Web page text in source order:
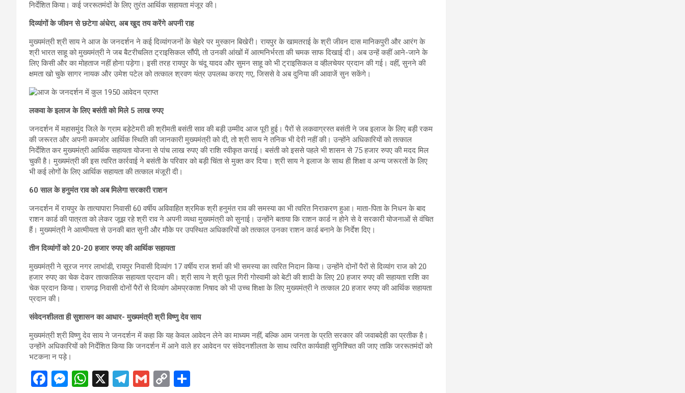
निर्देशित किया। कई जररूतमंदों के लिए तुरंत आर्थिक सहायता मंजूर की।
दिव्यांगों के जीवन से छटेगा अंधेरा, अब खुद तय करेंगे अपनी राह
मुख्यमंत्री श्री साय ने आज के जनदर्शन ने कई दिव्यांगजनों के चेहरे पर मुस्कान बिखेरी। रायपुर के खामतराई के श्री जीवन दास मानिकपुरी और आरंग के
श्री भारत साहू को मुख्यमंत्री ने जब बैटरीचलित ट्राइसिकल सौंपी, तो उनकी आंखों में आत्मनिर्भरता की चमक साफ दिखाई दी। अब उन्हें कहीं आने-जाने के
लिए किसी और का मोहताज नहीं होना पड़ेगा। इसी तरह रायपुर के चंदू यादव और सुमन साहू को भी ट्राइसिकल व व्हीलचेयर प्रदान की गई। वहीं, सुनने की
क्षमता खो चुके सागर नायक और उमेश पटेल को तत्काल श्रवण यंत्र उपलब्ध कराए गए, जिससे वे अब दुनिया की आवाजें सुन सकेंगे।
लकवा के इलाज के लिए बसंती को मिले 5 लाख रुपए
जनदर्शन में महासमुंद जिले के ग्राम बड़ेटेमरी की श्रीमती बसंती साव की बड़ी उम्मीद आज पूरी हुई। पैरों से लकवाग्रस्त बसंती ने जब इलाज के लिए बड़ी रकम
की जरूरत और अपनी कमजोर आर्थिक स्थिति की जानकारी मुख्यमंत्री को दी, तो श्री साय ने तनिक भी देरी नहीं की। उन्होंने अधिकारियों को तत्काल
निर्देशित कर मुख्यमंत्री आर्थिक सहायता योजना से पांच लाख रुपए की राशि स्वीकृत कराई। बसंती को इससे पहले भी शासन से 75 हजार रुपए की मदद मिल
चुकी है। मुख्यमंत्री की इस त्वरित कार्रवाई ने बसंती के परिवार को बड़ी चिंता से मुक्त कर दिया। श्री साय ने इलाज के साथ ही शिक्षा व अन्य जरूरतों के लिए
भी कई लोगों के लिए आर्थिक सहायता की तत्काल मंजूरी दी।
60 साल के हनुमंत राव को अब मिलेगा सरकारी राशन
जनदर्शन में रायपुर के तात्यापारा निवासी 60 वर्षीय अविवाहित श्रमिक श्री हनुमंत राव की समस्या का भी त्वरित निराकरण हुआ। माता-पिता के निधन के बाद
राशन कार्ड की पात्रता को लेकर जूझ रहे श्री राव ने अपनी व्यथा मुख्यमंत्री को सुनाई। उन्होंने बताया कि राशन कार्ड न होने से वे सरकारी योजनाओं से वंचित
हैं। मुख्यमंत्री ने आत्मीयता से उनकी बात सुनी और मौके पर उपस्थित अधिकारियों को तत्काल उनका राशन कार्ड बनाने के निर्देश दिए।
तीन दिव्यांगों को 20-20 हजार रुपए की आर्थिक सहायता
मुख्यमंत्री ने सूरज नगर लाभांडी, रायपुर निवासी दिव्यांग 17 वर्षीय राज शर्मा की भी समस्या का त्वरित निदान किया। उन्होंने दोनों पैरों से दिव्यांग राज को 20
हजार रुपए का चेक देकर तात्कालिक सहायता प्रदान की। श्री साय ने श्री फूल गिरी गोस्वामी को बेटी की शादी के लिए 20 हजार रुपए की सहायता राशि का
चेक प्रदान किया। रायगढ़ निवासी दोनों पैरों से दिव्यांग ओमप्रकाश निषाद को भी उच्च शिक्षा के लिए मुख्यमंत्री ने तत्काल 20 हजार रुपए की आर्थिक सहायता
प्रदान की।
संवेदनशीलता ही सुशासन का आधार- मुख्यमंत्री श्री विष्णु देव साय
मुख्यमंत्री श्री विष्णु देव साय ने जनदर्शन में कहा कि यह केवल आवेदन लेने का माध्यम नहीं, बल्कि आम जनता के प्रति सरकार की जवाबदेही का प्रतीक है।
उन्होंने अधिकारियों को निर्देशित किया कि जनदर्शन में आने वाले हर आवेदन पर संवेदनशीलता के साथ त्वरित कार्यवाही सुनिश्चित की जाए ताकि जररूतमंदों को
भटकना न पड़े।
F
M
W
X
T
G
C